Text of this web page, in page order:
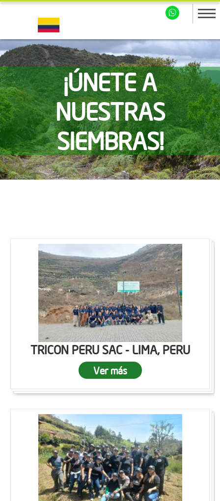
¡ÚNETE A
NUESTRAS
SIEMBRAS!
TRICON PERU SAC - LIMA, PERU
Ver más